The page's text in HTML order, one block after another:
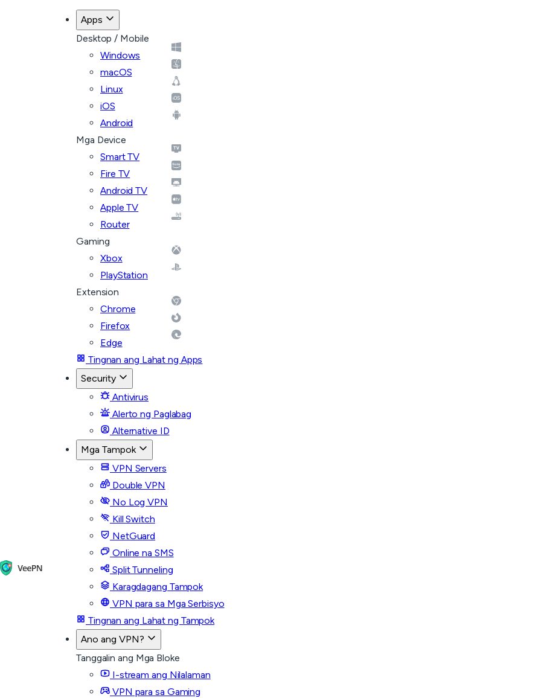
Apps
Desktop / Mobile
Windows
macOS
Linux
iOS
Android
Mga Device
Smart TV
Fire TV
Android TV
Apple TV
Router
Gaming
Xbox
PlayStation
Extension
Chrome
Firefox
Edge
Tingnan ang Lahat ng Apps
Security
Antivirus
Alerto ng Paglabag
Alternative ID
Mga Tampok
VPN Servers
Double VPN
No Log VPN
Kill Switch
NetGuard
Online na SMS
Split Tunneling
Karagdagang Tampok
VPN para sa Mga Serbisyo
Tingnan ang Lahat ng Tampok
Ano ang VPN?
Tanggalin ang Mga Bloke
I-stream ang Nilalaman
VPN para sa Gaming